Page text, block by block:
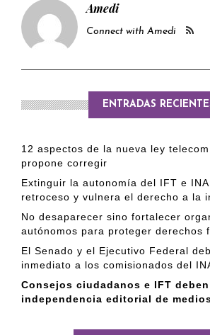
Amedi
Connect with Amedi
ENTRADAS
12 aspectos de la nueva ley
propone corregir
Extinguir la autonomía del IFT e
retroceso y vulnera el derecho a la
No desaparecer sino fortalecer
autónomos para proteger derechos
El Senado y el Ejecutivo Federal
inmediato a los comisionados del
Consejos ciudadanos e IFT
independencia editorial de